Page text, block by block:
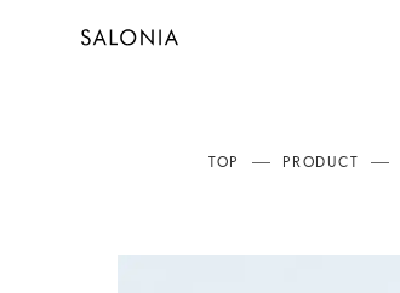
TOP PRODUCT